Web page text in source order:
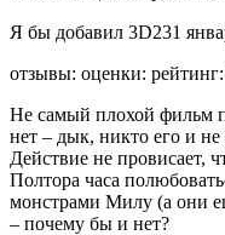
Я бы добавил 3D231
отзывы: оценки:
Не самый плохой фильм
нет – дык, никто его и
Действие не провисает,
Полтора часа
монстрами Милу (а они
– почему бы и нет?